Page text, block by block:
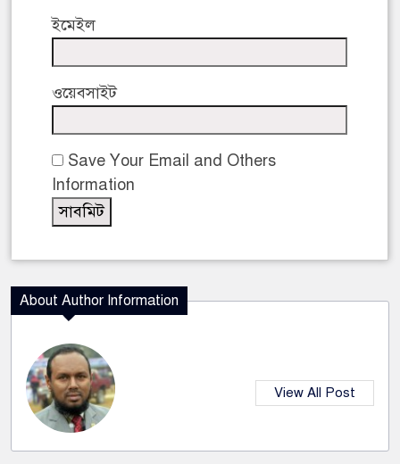
ইমেইল
ওয়েবসাইট
Save Your Email and Others
Information
About Author Information
View All Post